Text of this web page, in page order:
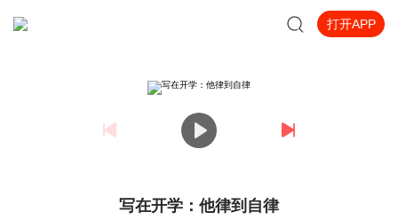
打开APP
写在开学：他律到自律